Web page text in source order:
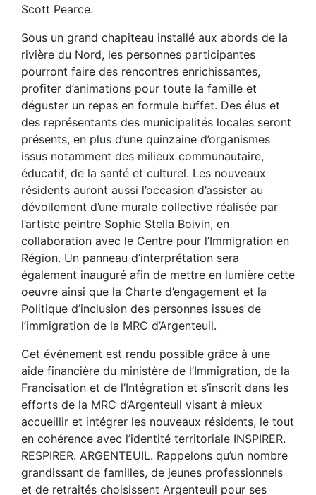
Scott Pearce.
Sous un grand chapiteau installé aux abords de la
rivière du Nord, les personnes participantes
pourront faire des rencontres enrichissantes,
profiter d’animations pour toute la famille et
déguster un repas en formule buffet. Des élus et
des représentants des municipalités locales seront
présents, en plus d’une quinzaine d’organismes
issus notamment des milieux communautaire,
éducatif, de la santé et culturel. Les nouveaux
résidents auront aussi l’occasion d’assister au
dévoilement d’une murale collective réalisée par
l’artiste peintre Sophie Stella Boivin, en
collaboration avec le Centre pour l’Immigration en
Région. Un panneau d’interprétation sera
également inauguré afin de mettre en lumière cette
oeuvre ainsi que la Charte d’engagement et la
Politique d’inclusion des personnes issues de
l’immigration de la MRC d’Argenteuil.
Cet événement est rendu possible grâce à une
aide financière du ministère de l’Immigration, de la
Francisation et de l’Intégration et s’inscrit dans les
efforts de la MRC d’Argenteuil visant à mieux
accueillir et intégrer les nouveaux résidents, le tout
en cohérence avec l’identité territoriale INSPIRER.
RESPIRER. ARGENTEUIL. Rappelons qu’un nombre
grandissant de familles, de jeunes professionnels
et de retraités choisissent Argenteuil pour ses